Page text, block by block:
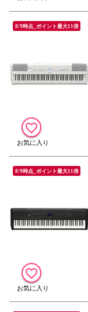
8/9時点_ポイント最大11倍
8/9時点_ポイント最大11倍